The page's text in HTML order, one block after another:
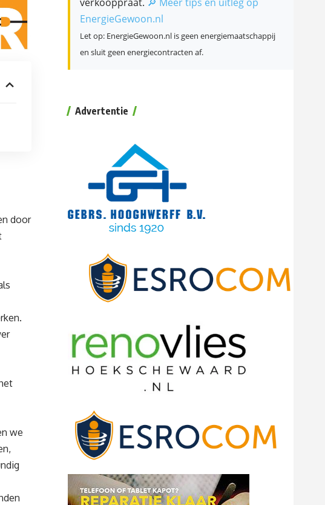
door
.
we
EnergieGewoon.nl
Let op: EnergieGewoon.nl is geen energiemaatschappij
en sluit geen energiecontracten af.
Advertentie